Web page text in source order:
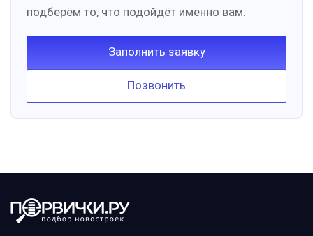
подберём то, что подойдёт именно вам.
Заполнить заявку
Позвонить